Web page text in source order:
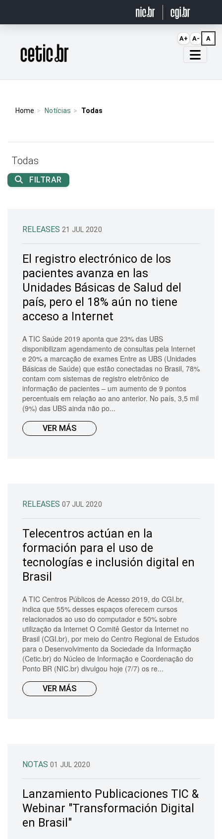
Página inicial
Home Notícias Todas
Todas
FILTRAR
RELEASES 21 JUL 2020
El registro electrónico de los
pacientes avanza en las
Unidades Básicas de Salud del
país, pero el 18% aún no tiene
acceso a Internet
A TIC Saúde 2019 aponta que 23% das UBS
disponibilizam agendamento de consultas pela Internet
e 20% a marcação de exames Entre as UBS (Unidades
Básicas de Saúde) que estão conectadas no Brasil, 78%
contam com sistemas de registro eletrônico de
informação de pacientes – um aumento de 9 pontos
percentuais em relação ao ano anterior. No país, 3,5 mil
(9%) das UBS ainda não po...
VER MÁS
RELEASES 07 JUL 2020
Telecentros actúan en la
formación para el uso de
tecnologías e inclusión digital en
Brasil
A TIC Centros Públicos de Acesso 2019, do CGI.br,
indica que 55% desses espaços oferecem cursos
relacionados ao uso do computador e 50% sobre
utilização da Internet O Comitê Gestor da Internet no
Brasil (CGI.br), por meio do Centro Regional de Estudos
para o Desenvolvimento da Sociedade da Informação
(Cetic.br) do Núcleo de Informação e Coordenação do
Ponto BR (NIC.br) divulgou hoje (7/7) os re...
VER MÁS
NOTAS 01 JUL 2020
Lanzamiento Publicaciones TIC &
Webinar "Transformación Digital
en Brasil"
A+ A- A